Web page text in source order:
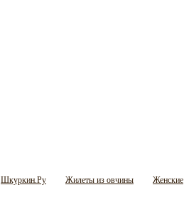
Шкуркин.Ру Жилеты из овчины Женские